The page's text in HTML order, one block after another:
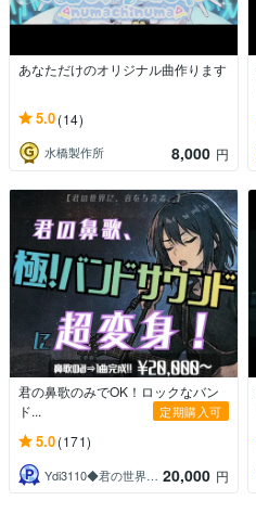
あなただけのオリジナル曲作ります
5.0(14)
水橋製作所 8,000 円
君の鼻歌のみでOK！ロックなバン
ド...
定期購入可
5.0(171)
Ydi3110◆君の世界に、音を与える。 20,000 円